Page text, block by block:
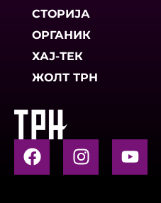
СТОРИЈА
ОРГАНИК
ХАЈ-ТЕК
ЖОЛТ ТРН